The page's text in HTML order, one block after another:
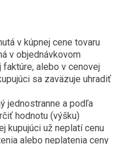
v kúpnej cene tovaru
v objednávkovom
alebo v cenovej
sa zaväzuje uhradiť
jednostranne a podľa
hodnotu (výšku)
kupujúci už neplatí cenu
alebo neplatenia ceny